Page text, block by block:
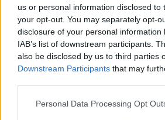
us or personal information disclosed to
your opt-out. You may separately opt-
disclosure of your personal information
IAB’s list of downstream participants.
also be disclosed by us to third parties
Downstream Participants that may
Personal Data Processing Opt
Dibujos de fútbol para
LEER